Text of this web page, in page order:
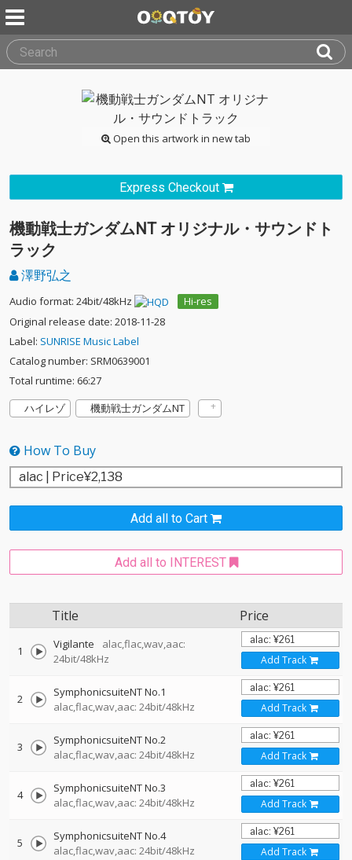
Open this artwork in new tab
Express Checkout
機動戦士ガンダムNT オリジナル・サウンドト
ラック
澤野弘之
Audio format: 24bit/48kHz
Hi-res
Original release date: 2018-11-28
Label: SUNRISE Music Label
Catalog number: SRM0639001
Total runtime: 66:27
ハイレゾ
機動戦士ガンダムNT
How To Buy
Add all to Cart
Add all to INTEREST
Title Price
1 Vigilante
alac,flac,wav,aac:
24bit/48kHz
Add Track
2
SymphonicsuiteNT No.1
alac,flac,wav,aac: 24bit/48kHz
Add Track
3
SymphonicsuiteNT No.2
alac,flac,wav,aac: 24bit/48kHz
Add Track
4
SymphonicsuiteNT No.3
alac,flac,wav,aac: 24bit/48kHz
Add Track
5
SymphonicsuiteNT No.4
alac,flac,wav,aac: 24bit/48kHz
Add Track